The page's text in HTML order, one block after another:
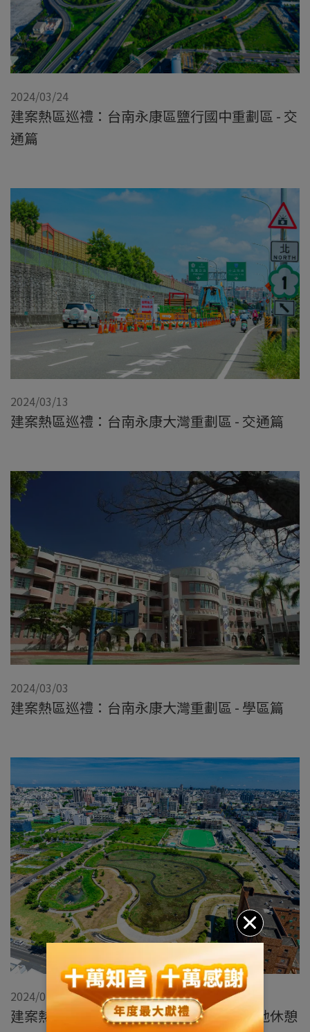
2024/03/24
建案熱區巡禮：台南永康區鹽行國中重劃區 - 交
通篇
2024/03/13
建案熱區巡禮：台南永康大灣重劃區 - 交通篇
2024/03/03
建案熱區巡禮：台南永康大灣重劃區 - 學區篇
2024/02/29
建案熱區巡禮：台南永康大灣重劃區 - 綠地休憩